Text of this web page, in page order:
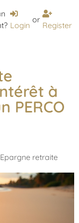
Login
or
Register
à
PERCO
Epargne retraite